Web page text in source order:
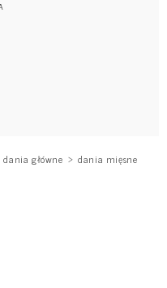
dania główne
dania mięsne